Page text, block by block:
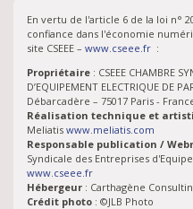
En vertu de l'article 6 de la loi n°
confiance dans l'économie
site CSEEE – www.cseee.fr :
Propriétaire : CSEEE CHAMBRE
D’EQUIPEMENT ELECTRIQUE DE
Débarcadère – 75017 Paris -
Réalisation technique et
Meliatis www.meliatis.com
Responsable publication /
Syndicale des Entreprises
www.cseee.fr
Hébergeur : Carthagène
Crédit photo : ©JLB Photo